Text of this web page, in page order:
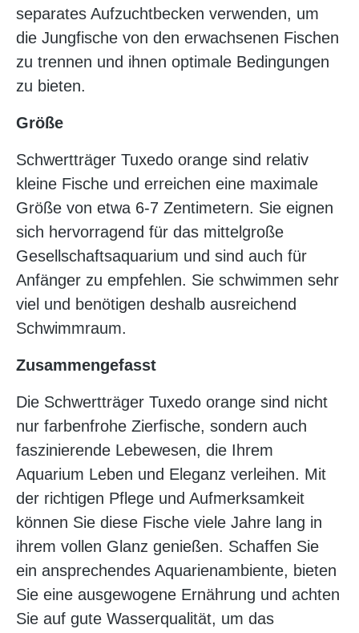
separates Aufzuchtbecken verwenden, um
die Jungfische von den erwachsenen Fischen
zu trennen und ihnen optimale Bedingungen
zu bieten.
Größe
Schwertträger Tuxedo orange sind relativ
kleine Fische und erreichen eine maximale
Größe von etwa 6-7 Zentimetern. Sie eignen
sich hervorragend für das mittelgroße
Gesellschaftsaquarium und sind auch für
Anfänger zu empfehlen. Sie schwimmen sehr
viel und benötigen deshalb ausreichend
Schwimmraum.
Zusammengefasst
Die Schwertträger Tuxedo orange sind nicht
nur farbenfrohe Zierfische, sondern auch
faszinierende Lebewesen, die Ihrem
Aquarium Leben und Eleganz verleihen. Mit
der richtigen Pflege und Aufmerksamkeit
können Sie diese Fische viele Jahre lang in
ihrem vollen Glanz genießen. Schaffen Sie
ein ansprechendes Aquarienambiente, bieten
Sie eine ausgewogene Ernährung und achten
Sie auf gute Wasserqualität, um das